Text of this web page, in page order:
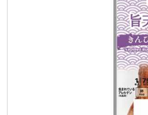
マルチコピー機でできること